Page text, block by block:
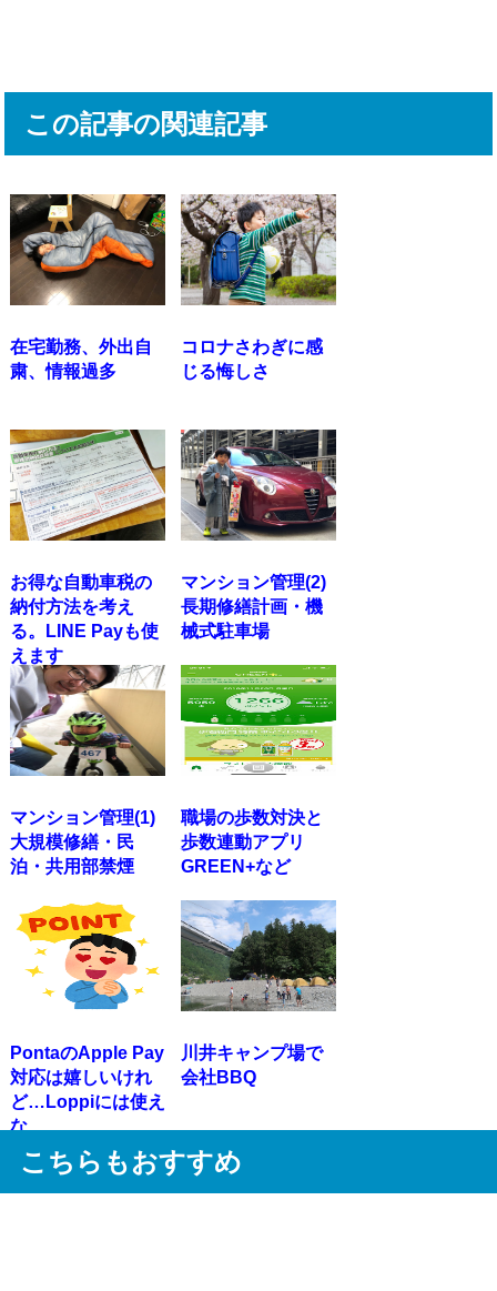
この記事の関連記事
在宅勤務、外出自
粛、情報過多
コロナさわぎに感
じる悔しさ
お得な自動車税の
納付方法を考え
る。LINE Payも使
えます
マンション管理(2)
長期修繕計画・機
械式駐車場
マンション管理(1)
大規模修繕・民
泊・共用部禁煙
職場の歩数対決と
歩数連動アプリ
GREEN+など
PontaのApple Pay
対応は嬉しいけれ
ど…Loppiには使え
な...
川井キャンプ場で
会社BBQ
こちらもおすすめ